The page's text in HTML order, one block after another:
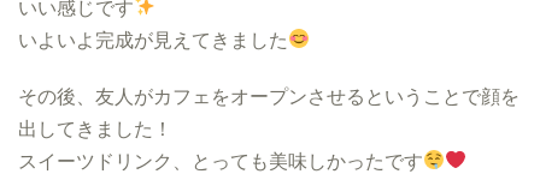
いい感じです
いよいよ完成が見えてきました
その後、友人がカフェをオープンさせるということで顔を
出してきました！
スイーツドリンク、とっても美味しかったです